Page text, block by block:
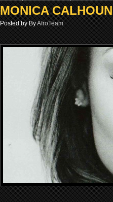
MONICA CALHOUN
Posted by ByAfroTeam